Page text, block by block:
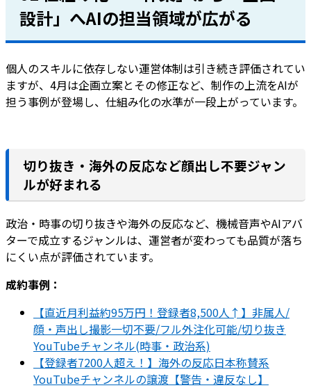
設計」へAIの担当領域が広がる
個人のスキルに依存しない運営体制は引き続き評価されてい
ますが、4月は企画立案とその修正など、制作の上流をAIが
担う事例が登場し、仕組み化の水準が一段上がっています。
切り抜き・海外の反応など顔出し不要ジャン
ルが好まれる
政治・時事の切り抜きや海外の反応など、機械音声やAIアバ
ターで成立するジャンルは、運営者が変わっても品質が落ち
にくい点が評価されています。
成約事例：
【直近月利益約95万円！登録者8,500人↑】非属人/
顔・声出し撮影一切不要/フル外注化可能/切り抜き
YouTubeチャンネル(時事・政治系)
【登録者7200人超え！】海外の反応日本称賛系
YouTubeチャンネルの譲渡【警告・違反なし】